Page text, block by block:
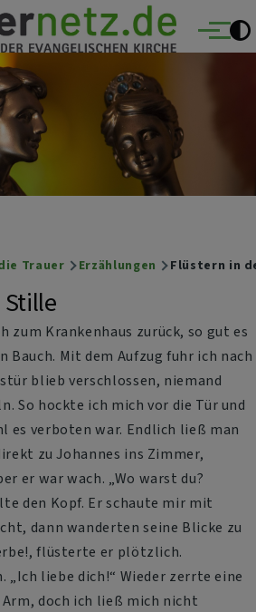
Kirche Menü
Trauer Erzählungen Flüstern in
zum Krankenhaus zurück, so gut es
Bauch. Mit dem Aufzug fuhr ich nach
blieb verschlossen, niemand
So hockte ich mich vor die Tür und
es verboten war. Endlich ließ man
zu Johannes ins Zimmer,
er war wach. „Wo warst du?
den Kopf. Er schaute mir mit
dann wanderten seine Blicke zu
flüsterte er plötzlich.
„Ich liebe dich!“ Wieder zerrte eine
doch ich ließ mich nicht